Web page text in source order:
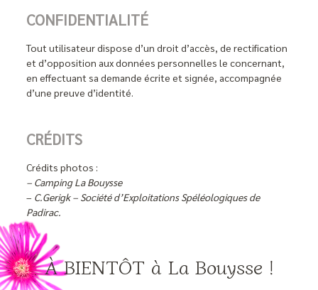
CONFIDENTIALITÉ
Tout utilisateur dispose d’un droit d’accès, de rectification
et d’opposition aux données personnelles le concernant,
en effectuant sa demande écrite et signée, accompagnée
d’une preuve d’identité.
CRÉDITS
Crédits photos :
– Camping La Bouysse
– C.Gerigk – Société d’Exploitations Spéléologiques de
Padirac.
À BIENTÔT à La Bouysse !